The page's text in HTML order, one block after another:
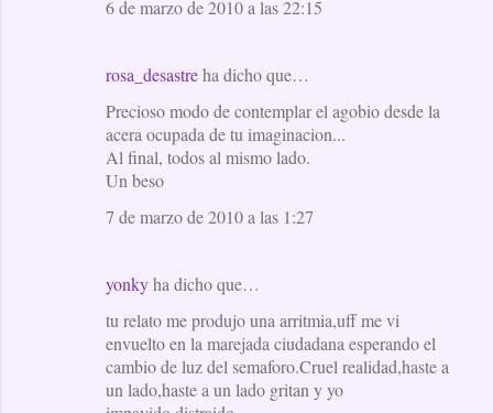
6 de marzo de 2010 a las 22:15
rosa_desastreha dicho que…
Precioso modo de contemplar el agobio desde la
acera ocupada de tu imaginacion...
Al final, todos al mismo lado.
Un beso
7 de marzo de 2010 a las 1:27
yonkyha dicho que…
tu relato me produjo una arritmia,uff me vi
envuelto en la marejada ciudadana esperando el
cambio de luz del semaforo.Cruel realidad,haste a
un lado,haste a un lado gritan y yo